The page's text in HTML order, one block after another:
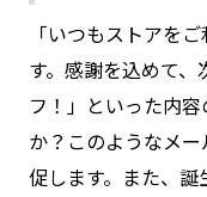
「いつもストアを
す。感謝を込めて
フ！」といった内
か？このようなメ
促します。また、